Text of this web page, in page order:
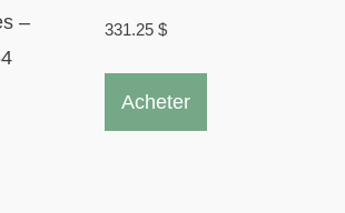
–
331.25$
Acheter